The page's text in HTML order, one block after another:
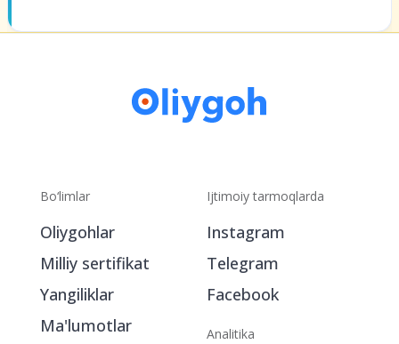
Bo‘limlar
Oliygohlar
Milliy sertifikat
Yangiliklar
Ma'lumotlar
Ijtimoiy tarmoqlarda
Instagram
Telegram
Facebook
Analitika